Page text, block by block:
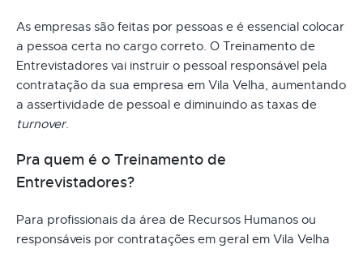
As empresas são feitas por pessoas e é essencial colocar
a pessoa certa no cargo correto. O Treinamento de
Entrevistadores vai instruir o pessoal responsável pela
contratação da sua empresa em Vila Velha, aumentando
a assertividade de pessoal e diminuindo as taxas de
turnover.
Pra quem é o Treinamento de
Entrevistadores?
Para profissionais da área de Recursos Humanos ou
responsáveis por contratações em geral em Vila Velha